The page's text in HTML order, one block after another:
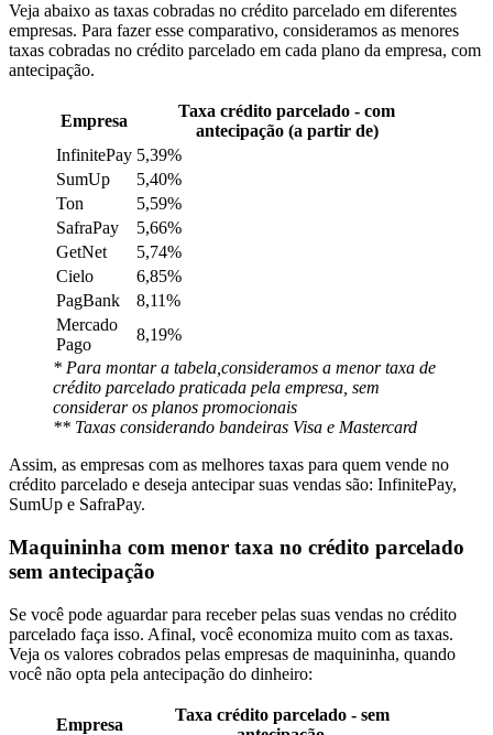
Veja abaixo as taxas cobradas no crédito parcelado em diferentes
empresas. Para fazer esse comparativo, consideramos as menores
taxas cobradas no crédito parcelado em cada plano da empresa, com
antecipação.
Empresa
Taxa crédito parcelado - com
antecipação (a partir de)
InfinitePay 5,39%
SumUp
5,40%
Ton
5,59%
SafraPay
5,66%
GetNet
5,74%
Cielo
6,85%
PagBank
8,11%
Mercado
Pago
8,19%
* Para montar a tabela,consideramos a menor taxa de
crédito parcelado praticada pela empresa, sem
considerar os planos promocionais
** Taxas considerando bandeiras Visa e Mastercard
Assim, as empresas com as melhores taxas para quem vende no
crédito parcelado e deseja antecipar suas vendas são: InfinitePay,
SumUp e SafraPay.
Maquininha com menor taxa no crédito parcelado
sem antecipação
Se você pode aguardar para receber pelas suas vendas no crédito
parcelado faça isso. Afinal, você economiza muito com as taxas.
Veja os valores cobrados pelas empresas de maquininha, quando
você não opta pela antecipação do dinheiro:
Empresa
Taxa crédito parcelado - sem